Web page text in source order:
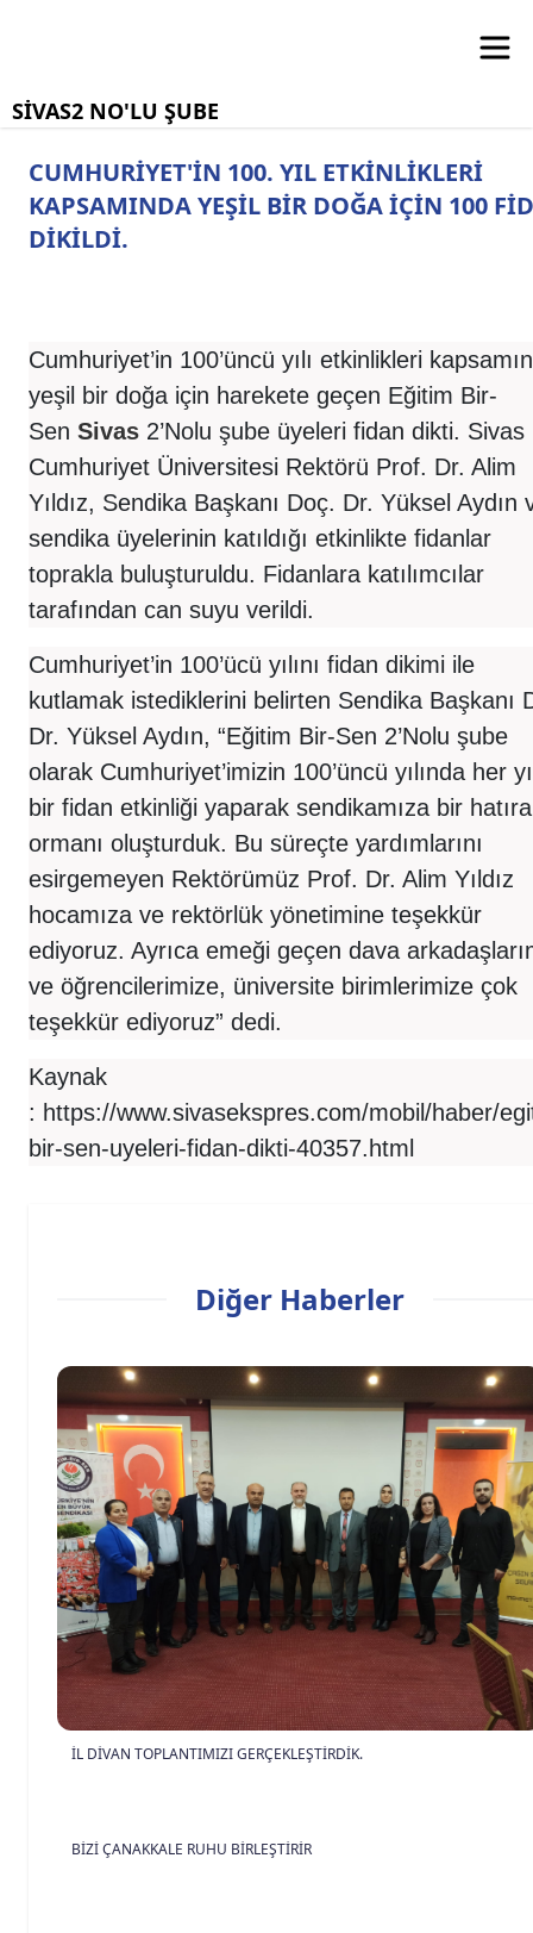
SİVAS2 NO'LU ŞUBE
CUMHURİYET'İN 100. YIL ETKİNLİKLERİ
KAPSAMINDA YEŞİL BİR DOĞA İÇİN 100
DİKİLDİ.
Cumhuriyet’in 100’üncü yılı etkinlikleri
yeşil bir doğa için harekete geçen Eğitim Bir-
Sen Sivas 2’Nolu şube üyeleri fidan dikti. Sivas
Cumhuriyet Üniversitesi Rektörü Prof. Dr. Alim
Yıldız, Sendika Başkanı Doç. Dr. Yüksel Aydın
sendika üyelerinin katıldığı etkinlikte fidanlar
toprakla buluşturuldu. Fidanlara katılımcılar
tarafından can suyu verildi.
Cumhuriyet’in 100’ücü yılını fidan dikimi ile
kutlamak istediklerini belirten Sendika Başkanı
Dr. Yüksel Aydın, “Eğitim Bir-Sen 2’Nolu şube
olarak Cumhuriyet’imizin 100’üncü yılında her
bir fidan etkinliği yaparak sendikamıza bir hatıra
ormanı oluşturduk. Bu süreçte yardımlarını
esirgemeyen Rektörümüz Prof. Dr. Alim Yıldız
hocamıza ve rektörlük yönetimine teşekkür
ediyoruz. Ayrıca emeği geçen dava
ve öğrencilerimize, üniversite birimlerimize çok
teşekkür ediyoruz” dedi.
Kaynak
: https://www.sivasekspres.com/mobil/haber/
bir-sen-uyeleri-fidan-dikti-40357.html
Diğer Haberler
İL DİVAN TOPLANTIMIZI GERÇEKLEŞTİRDİK.
BİZİ ÇANAKKALE RUHU BİRLEŞTİRİR